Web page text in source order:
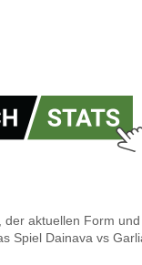
aktuellen Form
Spiel Dainava vs